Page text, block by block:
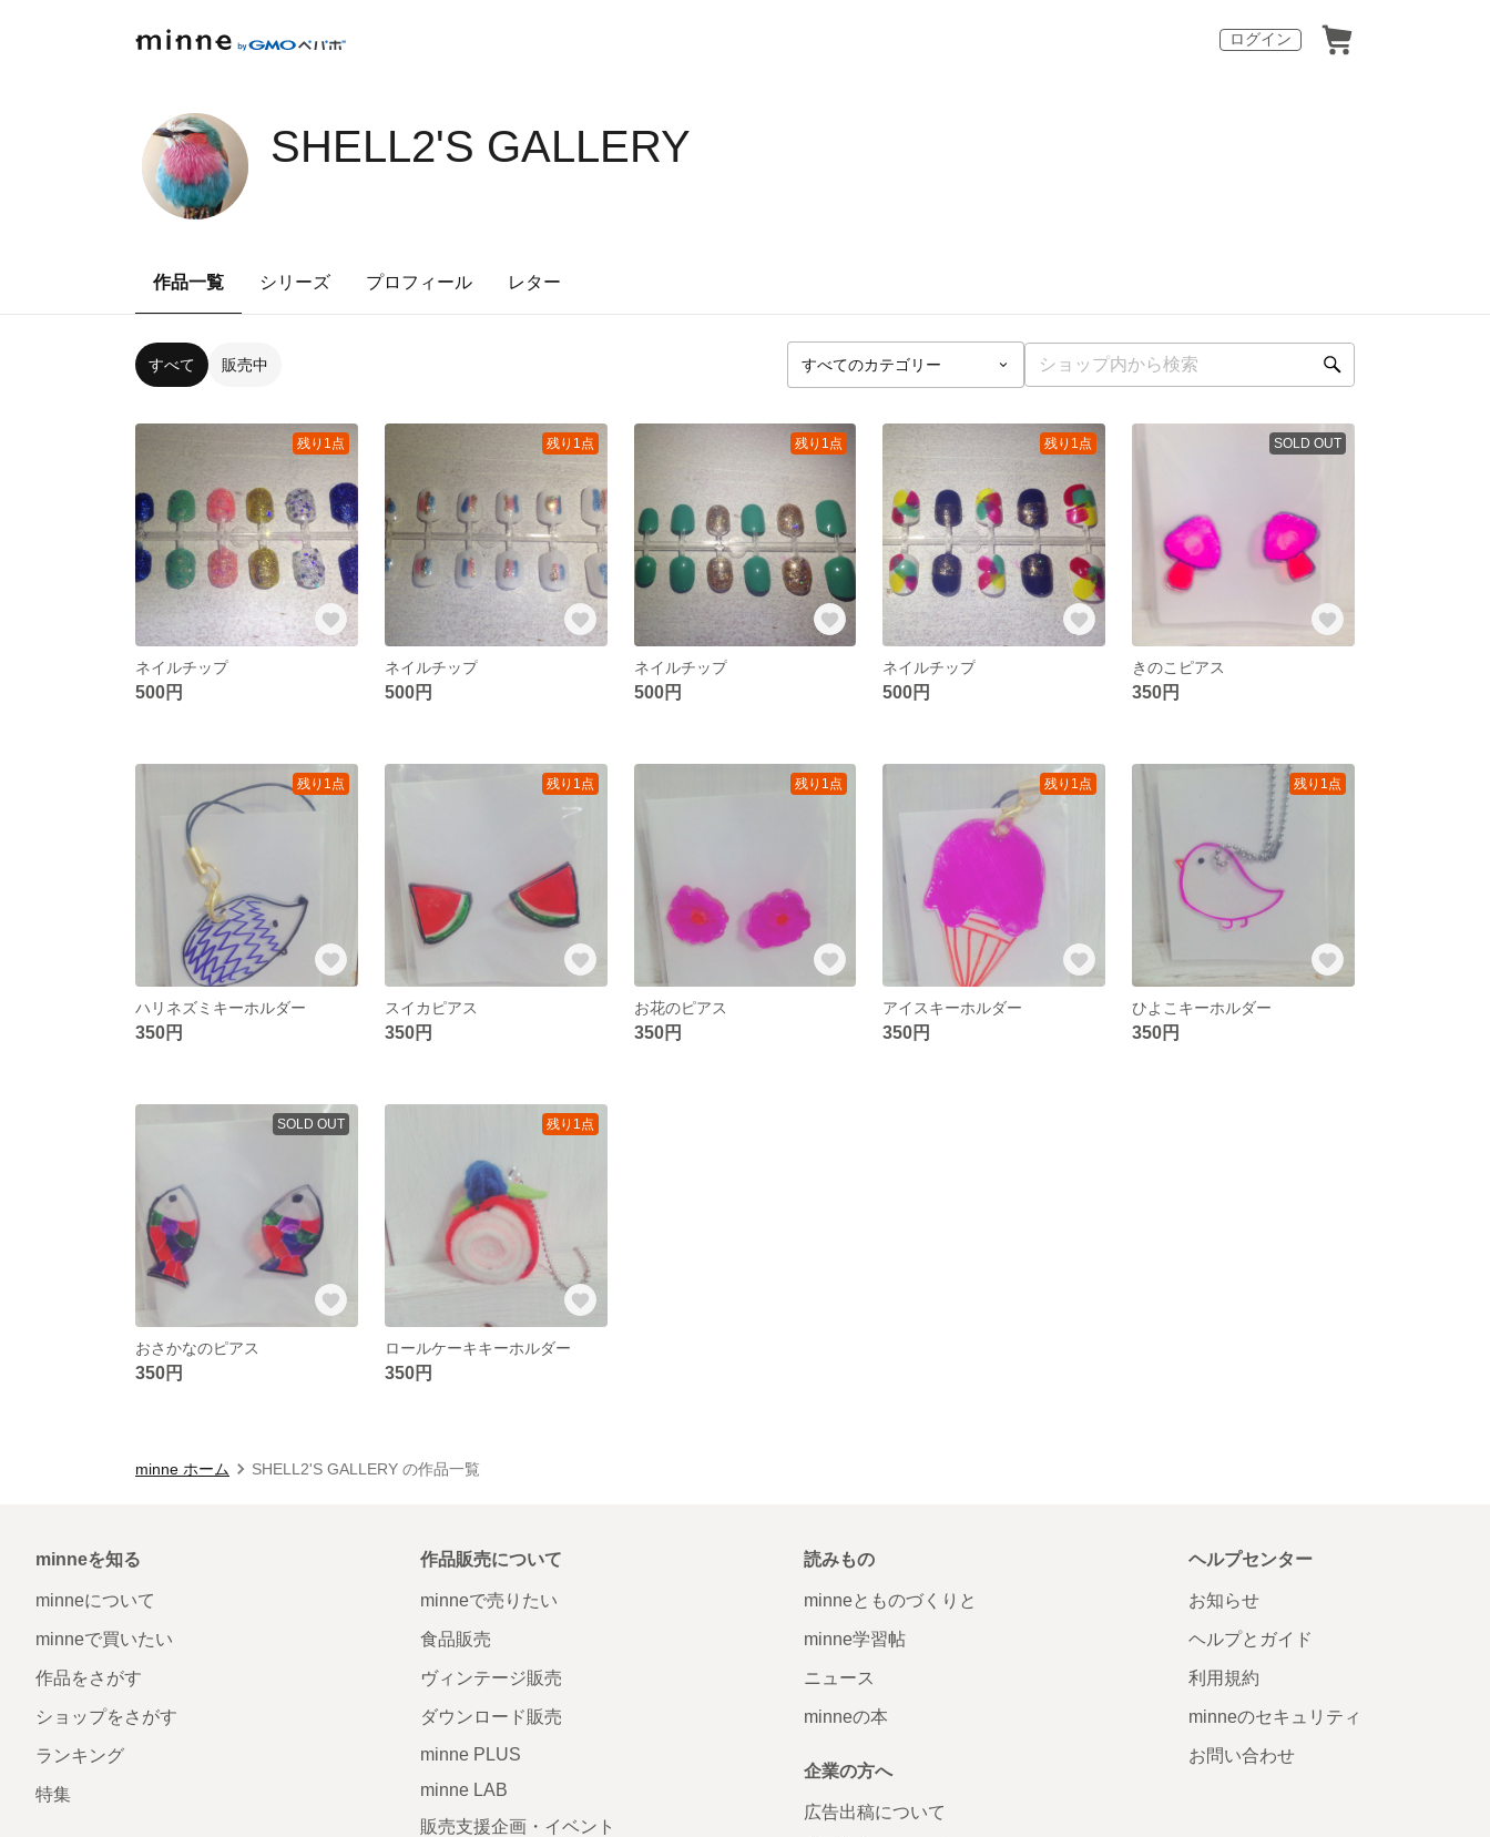
ログイン
SHELL2'S GALLERY
作品一覧 シリーズ プロフィール レター
すべて 販売中
残り1点
ネイルチップ
500円
残り1点
ネイルチップ
500円
残り1点
ネイルチップ
500円
残り1点
ネイルチップ
500円
SOLD OUT
きのこピアス
350円
残り1点
ハリネズミキーホルダー
350円
残り1点
スイカピアス
350円
残り1点
お花のピアス
350円
残り1点
アイスキーホルダー
350円
残り1点
ひよこキーホルダー
350円
SOLD OUT
おさかなのピアス
350円
残り1点
ロールケーキキーホルダー
350円
minne ホーム SHELL2'S GALLERY の作品一覧
minneを知る
minneについて
minneで買いたい
作品をさがす
ショップをさがす
ランキング
特集
作品販売について
minneで売りたい
食品販売
ヴィンテージ販売
ダウンロード販売
minne PLUS
minne LAB
販売支援企画・イベント
読みもの
minneとものづくりと
minne学習帖
ニュース
minneの本
企業の方へ
広告出稿について
ヘルプセンター
お知らせ
ヘルプとガイド
利用規約
minneのセキュリティ
お問い合わせ